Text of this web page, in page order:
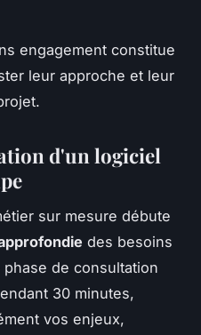
engagement constitue
leur approche et leur
d'un logiciel
sur mesure débute
des besoins
de consultation
30 minutes,
vos enjeux,